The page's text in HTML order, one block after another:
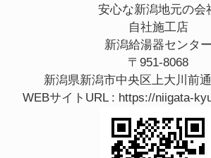
安心な新潟地元の会
自社施工店
新潟給湯器センター
〒951-8068
新潟県新潟市中央区上大川前
WEBサイトURL : https://niigata-